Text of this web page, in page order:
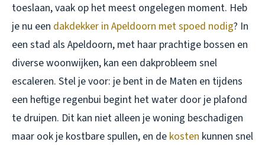
toeslaan, vaak op het meest ongelegen moment. Heb
je nu een dakdekker in Apeldoorn met spoed nodig? In
een stad als Apeldoorn, met haar prachtige bossen en
diverse woonwijken, kan een dakprobleem snel
escaleren. Stel je voor: je bent in de Maten en tijdens
een heftige regenbui begint het water door je plafond
te druipen. Dit kan niet alleen je woning beschadigen
maar ook je kostbare spullen, en de kosten kunnen snel